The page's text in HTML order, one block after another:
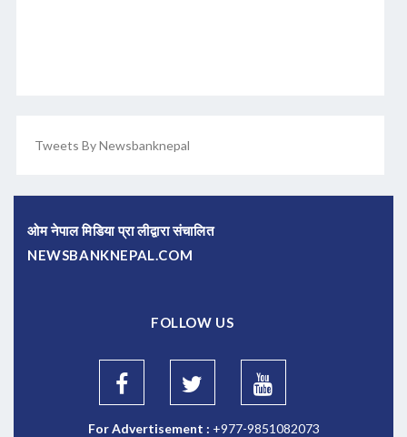
Tweets By Newsbanknepal
ओम नेपाल मिडिया प्रा लीद्वारा संचालित
NEWSBANKNEPAL.COM
FOLLOW US
For Advertisement : +977-9851082073